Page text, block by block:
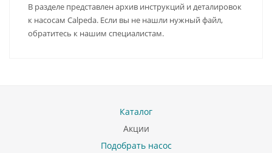
В разделе представлен архив инструкций и деталировок
к насосам Calpeda. Если вы не нашли нужный файл,
обратитесь к нашим специалистам.
Каталог
Акции
Подобрать насос